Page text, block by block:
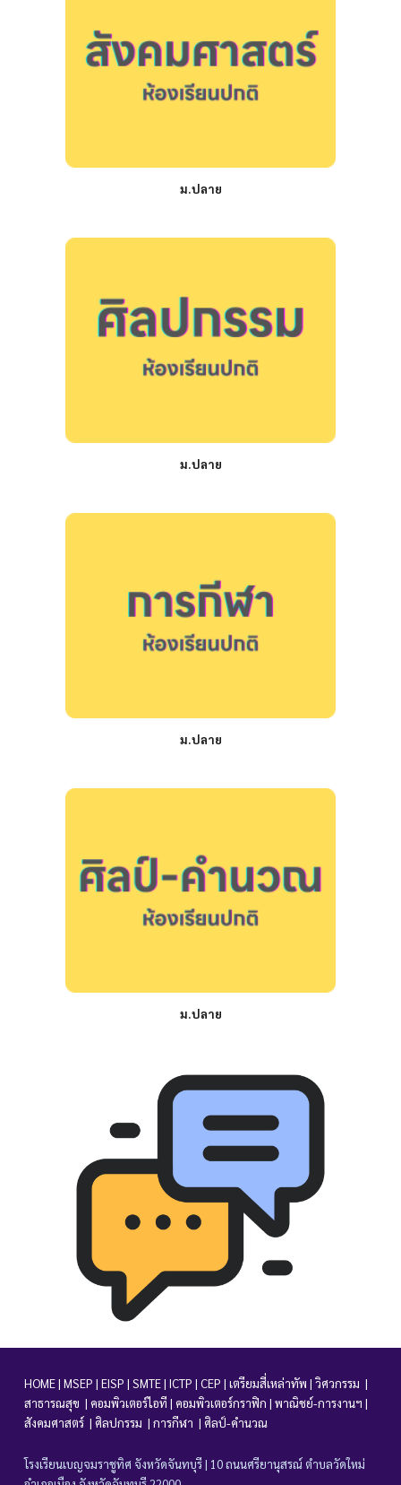
ม.ปลาย
ม.ปลาย
ม.ปลาย
ม.ปลาย
HOME|MSEP |EISP |SMTE|ICTP |CEP |เตรียมสี่เหล่าทัพ | วิศวกรรม |
สาธารณสุข | คอมพิวเตอร์ไอที | คอมพิวเตอร์กราฟิก |พาณิชย์-การงานฯ |
สังคมศาสตร์ | ศิลปกรรม |การกีฬา | ศิลป์-คำนวณ
โรงเรียนเบญจมราชูทิศ จังหวัดจันทบุรี | 10 ถนนศรียานุสรณ์ ตำบลวัดใหม่